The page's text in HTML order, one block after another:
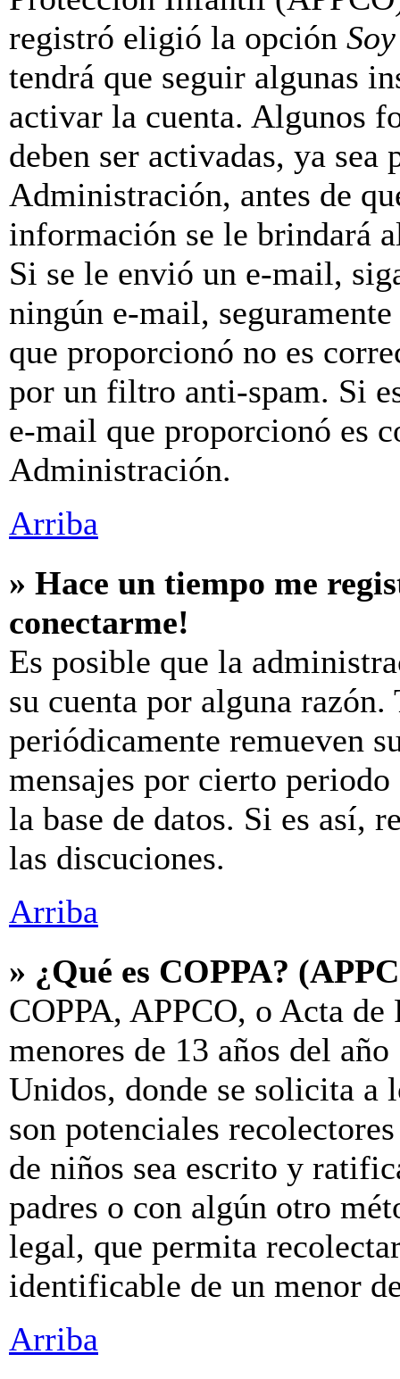
registró eligió la opción
tendrá que seguir algunas
activar la cuenta. Algunos
deben ser activadas, ya
Administración, antes de
información se le brindará
Si se le envió un e-mail,
ningún e-mail,
que proporcionó no es
por un filtro anti-spam. Si
e-mail que proporcionó es
Administración.
Arriba
» Hace un tiempo me
conectarme!
Es posible que la
su cuenta por alguna
periódicamente remueven
mensajes por cierto
la base de datos. Si es así,
las discuciones.
Arriba
» ¿Qué es COPPA?
COPPA, APPCO, o Acta
menores de 13 años del
Unidos, donde se solicita a
son potenciales
de niños sea escrito y
padres o con algún otro
legal, que permita
identificable de un menor
Arriba